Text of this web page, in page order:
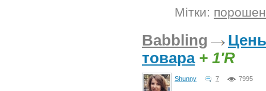
Мітки:
Babbling
товара + 1'R
Shunny 7 7995